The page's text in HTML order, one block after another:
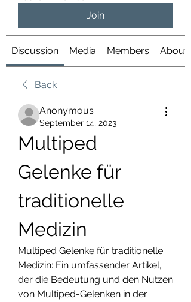
Join
Discussion Media Members About
Back
Anonymous
September 14, 2023
Multiped
Gelenke für
traditionelle
Medizin
Multiped Gelenke für traditionelle
Medizin: Ein umfassender Artikel,
der die Bedeutung und den Nutzen
von Multiped-Gelenken in der